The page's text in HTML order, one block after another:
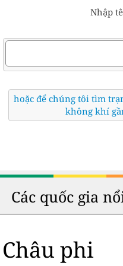
Nhập
hoặc để chúng tôi tìm
không khí
Các quốc gia
Châu phi